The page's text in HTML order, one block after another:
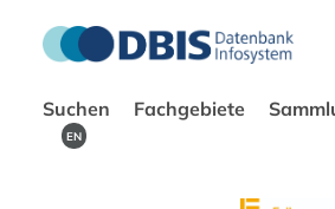
Suchen Fachgebiete
EN